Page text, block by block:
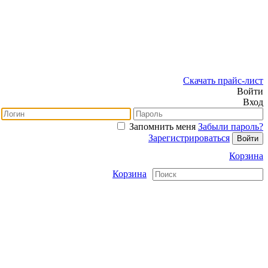
Скачать прайс-лист
Войти
Вход
Запомнить меня Забыли пароль?
Зарегистрироваться
Корзина
Корзина